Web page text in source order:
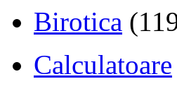
Birotica
Calculatoare